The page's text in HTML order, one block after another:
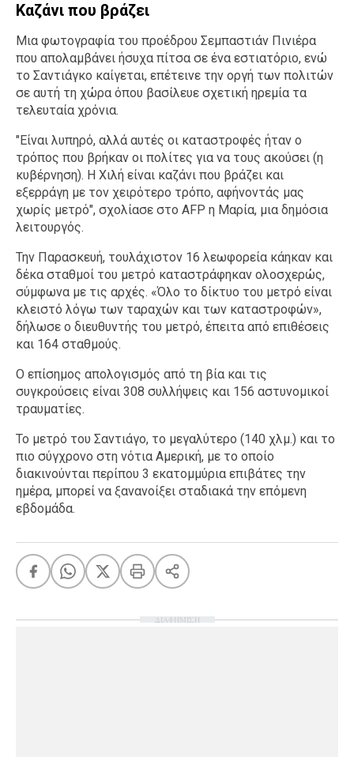
Καζάνι που βράζει
Μια φωτογραφία του προέδρου Σεμπαστιάν Πινιέρα
που απολαμβάνει ήσυχα πίτσα σε ένα εστιατόριο, ενώ
το Σαντιάγκο καίγεται, επέτεινε την οργή των πολιτών
σε αυτή τη χώρα όπου βασίλευε σχετική ηρεμία τα
τελευταία χρόνια.
"Είναι λυπηρό, αλλά αυτές οι καταστροφές ήταν ο
τρόπος που βρήκαν οι πολίτες για να τους ακούσει (η
κυβέρνηση). Η Χιλή είναι καζάνι που βράζει και
εξερράγη με τον χειρότερο τρόπο, αφήνοντάς μας
χωρίς μετρό", σχολίασε στο AFP η Μαρία, μια δημόσια
λειτουργός.
Την Παρασκευή, τουλάχιστον 16 λεωφορεία κάηκαν και
δέκα σταθμοί του μετρό καταστράφηκαν ολοσχερώς,
σύμφωνα με τις αρχές. «Όλο το δίκτυο του μετρό είναι
κλειστό λόγω των ταραχών και των καταστροφών»,
δήλωσε ο διευθυντής του μετρό, έπειτα από επιθέσεις
και 164 σταθμούς.
Ο επίσημος απολογισμός από τη βία και τις
συγκρούσεις είναι 308 συλλήψεις και 156 αστυνομικοί
τραυματίες.
Το μετρό του Σαντιάγο, το μεγαλύτερο (140 χλμ.) και το
πιο σύγχρονο στη νότια Αμερική, με το οποίο
διακινούνται περίπου 3 εκατομμύρια επιβάτες την
ημέρα, μπορεί να ξανανοίξει σταδιακά την επόμενη
εβδομάδα.
ΔΙΑΦΗΜΙΣΗ